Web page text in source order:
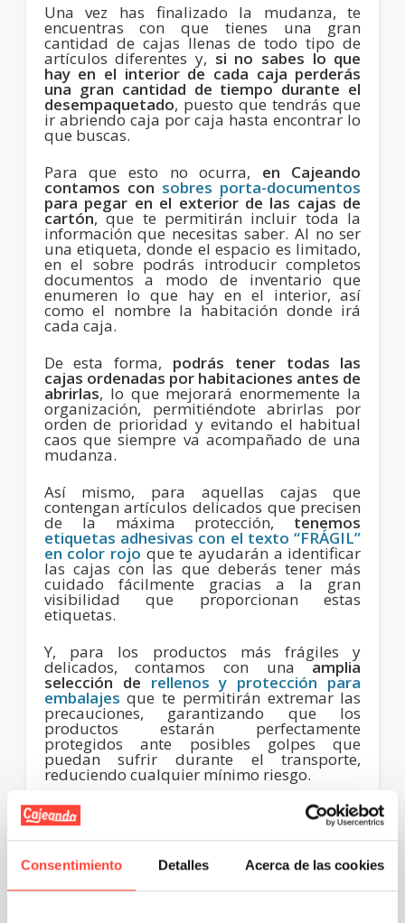
Consentimiento Detalles Acerca de las cookies
Una vez has finalizado la mudanza, te
encuentras con que tienes una gran
cantidad de cajas llenas de todo tipo de
artículos diferentes y, si no sabes lo que
hay en el interior de cada caja perderás
una gran cantidad de tiempo durante el
desempaquetado, puesto que tendrás que
ir abriendo caja por caja hasta encontrar lo
que buscas.
Para que esto no ocurra, en Cajeando
contamos con sobres porta-documentos
para pegar en el exterior de las cajas de
cartón, que te permitirán incluir toda la
información que necesitas saber. Al no ser
una etiqueta, donde el espacio es limitado,
en el sobre podrás introducir completos
documentos a modo de inventario que
enumeren lo que hay en el interior, así
como el nombre la habitación donde irá
cada caja.
De esta forma, podrás tener todas las
cajas ordenadas por habitaciones antes de
abrirlas, lo que mejorará enormemente la
organización, permitiéndote abrirlas por
orden de prioridad y evitando el habitual
caos que siempre va acompañado de una
mudanza.
Así mismo, para aquellas cajas que
contengan artículos delicados que precisen
de la máxima protección, tenemos
etiquetas adhesivas con el texto “FRÁGIL”
en color rojo que te ayudarán a identificar
las cajas con las que deberás tener más
cuidado fácilmente gracias a la gran
visibilidad que proporcionan estas
etiquetas.
Y, para los productos más frágiles y
delicados, contamos con unaamplia
selección de rellenos y protección para
embalajes que te permitirán extremar las
precauciones, garantizando que los
productos estarán perfectamente
protegidos ante posibles golpes que
puedan sufrir durante el transporte,
reduciendo cualquier mínimo riesgo.
Tenemos las cajas para
mudanza que necesitas